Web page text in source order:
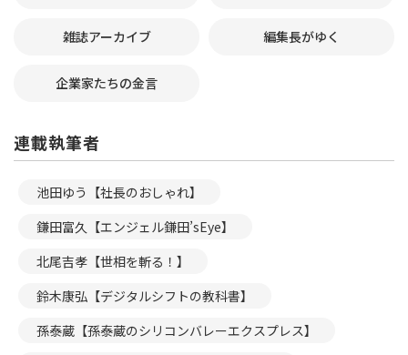
雑誌アーカイブ 編集長がゆく
企業家たちの金言
連載執筆者
池田ゆう【社長のおしゃれ】
鎌田富久【エンジェル鎌田’sEye】
北尾吉孝【世相を斬る！】
鈴木康弘【デジタルシフトの教科書】
孫泰蔵【孫泰蔵のシリコンバレーエクスプレス】